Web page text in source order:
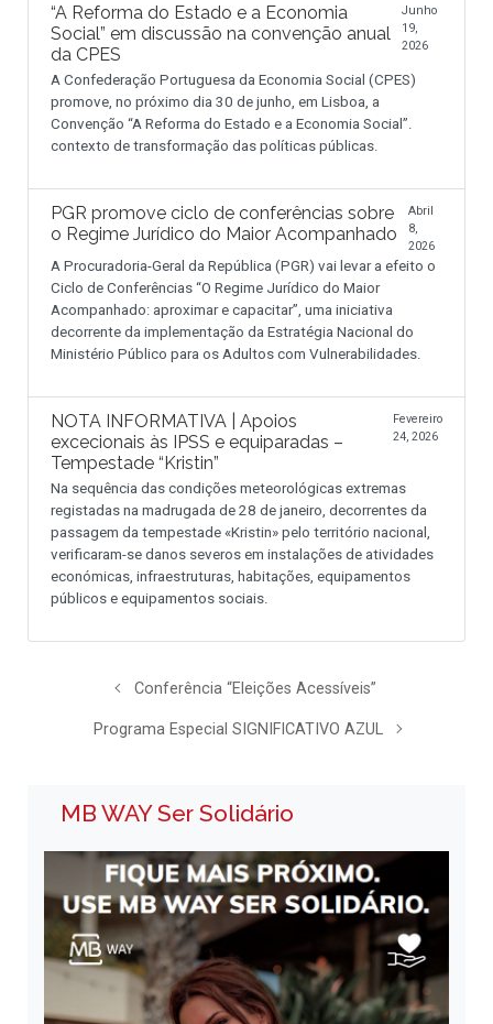
“A Reforma do Estado e a Economia
Social” em discussão na convenção anual
da CPES
Junho
19,
2026
A Confederação Portuguesa da Economia Social (CPES)
promove, no próximo dia 30 de junho, em Lisboa, a
Convenção “A Reforma do Estado e a Economia Social”.
contexto de transformação das políticas públicas.
PGR promove ciclo de conferências sobre
o Regime Jurídico do Maior Acompanhado
Abril
8,
2026
A Procuradoria-Geral da República (PGR) vai levar a efeito o
Ciclo de Conferências “O Regime Jurídico do Maior
Acompanhado: aproximar e capacitar”, uma iniciativa
decorrente da implementação da Estratégia Nacional do
Ministério Público para os Adultos com Vulnerabilidades.
NOTA INFORMATIVA | Apoios
excecionais às IPSS e equiparadas –
Tempestade “Kristin”
Fevereiro
24, 2026
Na sequência das condições meteorológicas extremas
registadas na madrugada de 28 de janeiro, decorrentes da
passagem da tempestade «Kristin» pelo território nacional,
verificaram-se danos severos em instalações de atividades
económicas, infraestruturas, habitações, equipamentos
públicos e equipamentos sociais.
Conferência “Eleições Acessíveis”
Programa Especial SIGNIFICATIVO AZUL
MB WAY Ser Solidário